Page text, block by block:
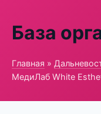
База
Главная »
МедиЛаб White